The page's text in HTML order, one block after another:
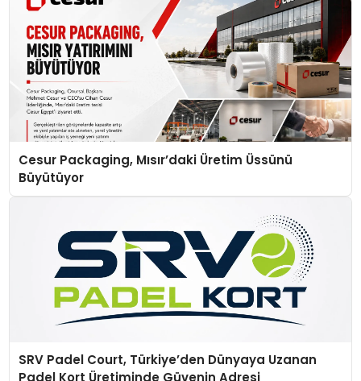
Cesur Packaging, Mısır’daki Üretim Üssünü
Büyütüyor
SRV Padel Court, Türkiye’den Dünyaya Uzanan
Padel Kort Üretiminde Güvenin Adresi